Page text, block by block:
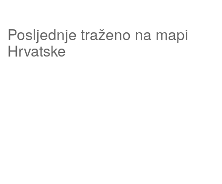
Posljednje traženo na mapi
Hrvatske